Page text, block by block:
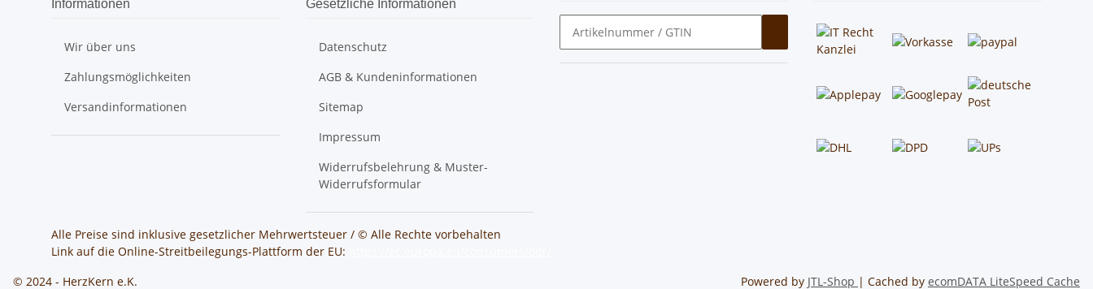
Informationen
Wir über uns
Zahlungsmöglichkeiten
Versandinformationen
Gesetzliche Informationen
Datenschutz
AGB & Kundeninformationen
Sitemap
Impressum
Widerrufsbelehrung & Muster-
Widerrufsformular
Alle Preise sind inklusive gesetzlicher Mehrwertsteuer / © Alle Rechte vorbehalten
Link auf die Online-Streitbeilegungs-Plattform der EU:
© 2024 - HerzKern e.K.
Powered by JTL-Shop | Cached by ecomDATA LiteSpeed Cache